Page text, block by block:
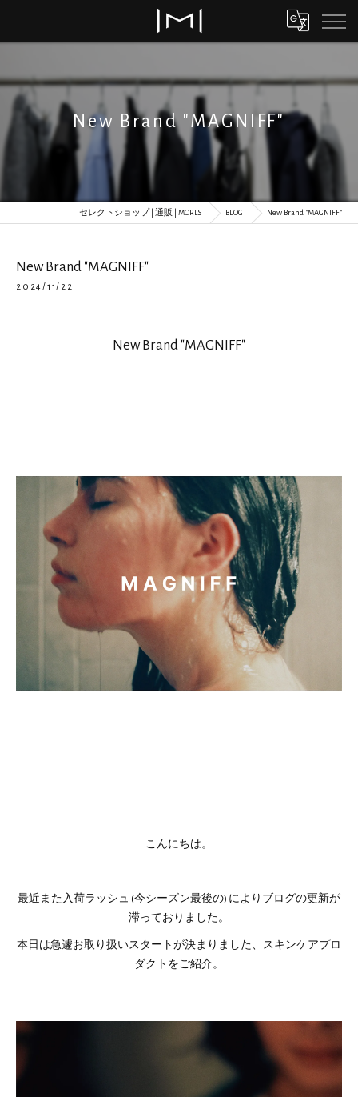
New Brand "MAGNIFF"
セレクトショップ | 通販 | MORLS BLOG New Brand "MAGNIFF"
New Brand "MAGNIFF"
2024/11/22
New Brand "MAGNIFF"
こんにちは。
最近また入荷ラッシュ (今シーズン最後の) によりブログの更新が
滞っておりました。
本日は急遽お取り扱いスタートが決まりました、スキンケアプロ
ダクトをご紹介。